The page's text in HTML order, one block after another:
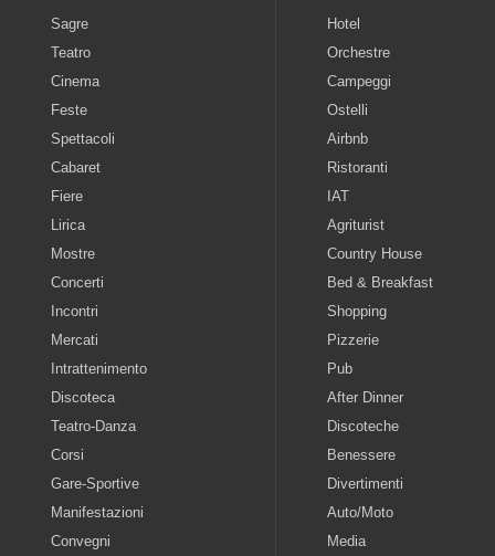
Sagre
Teatro
Cinema
Feste
Spettacoli
Cabaret
Fiere
Lirica
Mostre
Concerti
Incontri
Mercati
Intrattenimento
Discoteca
Teatro-Danza
Corsi
Gare-Sportive
Manifestazioni
Convegni
Hotel
Orchestre
Campeggi
Ostelli
Airbnb
Ristoranti
IAT
Agriturist
Country House
Bed & Breakfast
Shopping
Pizzerie
Pub
After Dinner
Discoteche
Benessere
Divertimenti
Auto/Moto
Media